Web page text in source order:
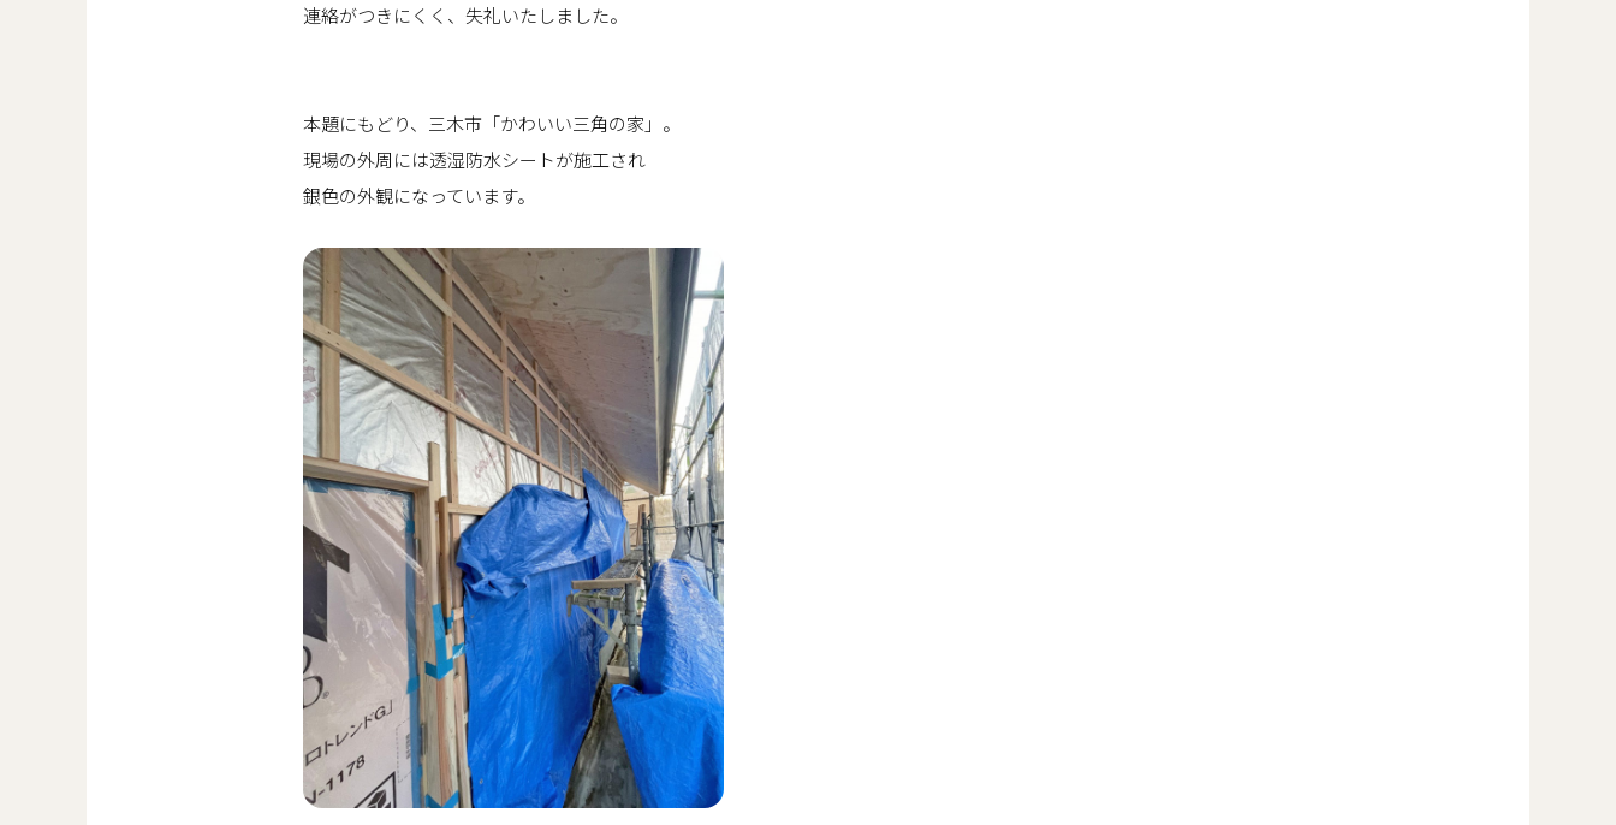
連絡がつきにくく、失礼いたしました。
本題にもどり、三木市「かわいい三角の家」。
現場の外周には透湿防水シートが施工され
銀色の外観になっています。